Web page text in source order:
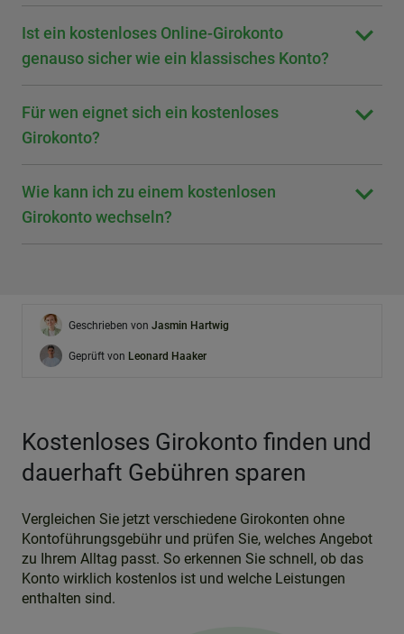
Ist ein kostenloses Online-Girokonto
genauso sicher wie ein klassisches Konto?
Für wen eignet sich ein kostenloses
Girokonto?
Wie kann ich zu einem kostenlosen
Girokonto wechseln?
Geschrieben von Jasmin Hartwig
Geprüft von Leonard Haaker
Kostenloses Girokonto finden und
dauerhaft Gebühren sparen
Vergleichen Sie jetzt verschiedene Girokonten ohne
Kontoführungsgebühr und prüfen Sie, welches Angebot
zu Ihrem Alltag passt. So erkennen Sie schnell, ob das
Konto wirklich kostenlos ist und welche Leistungen
enthalten sind.